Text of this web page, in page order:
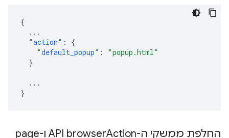
{
...
"action" :
{
"default_popup" :
"popup.html"
}
...
}
החלפת ממשקי ה-API browserAction ו-page